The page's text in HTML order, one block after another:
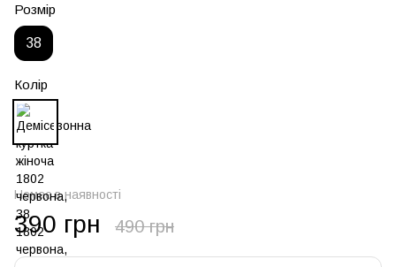
Розмір
38
Колір
Немає в наявності
390 грн 490 грн